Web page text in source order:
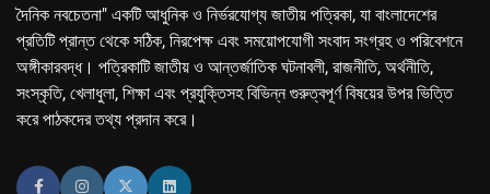
দৈনিক নবচেতনা" একটি আধুনিক ও নির্ভরযোগ্য জাতীয় পত্রিকা, যা বাংলাদেশের
প্রতিটি প্রান্ত থেকে সঠিক, নিরপেক্ষ এবং সময়োপযোগী সংবাদ সংগ্রহ ও পরিবেশনে
অঙ্গীকারবদ্ধ। পত্রিকাটি জাতীয় ও আন্তর্জাতিক ঘটনাবলী, রাজনীতি, অর্থনীতি,
সংস্কৃতি, খেলাধুলা, শিক্ষা এবং প্রযুক্তিসহ বিভিন্ন গুরুত্বপূর্ণ বিষয়ের উপর ভিত্তি
করে পাঠকদের তথ্য প্রদান করে।